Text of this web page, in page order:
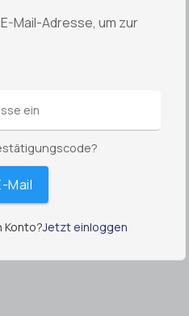
Mail-Adresse, um zur
Mail
Konto?Jetzt einloggen